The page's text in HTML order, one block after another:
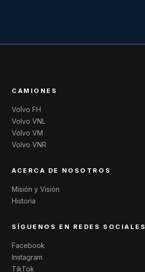
CAMIONES
Volvo FH
Volvo VNL
Volvo VM
Volvo VNR
ACERCA DE NOSOTROS
Misión y Visión
Historia
SÍGUENOS EN REDES SOCIALES
Facebook
Instagram
TikTok